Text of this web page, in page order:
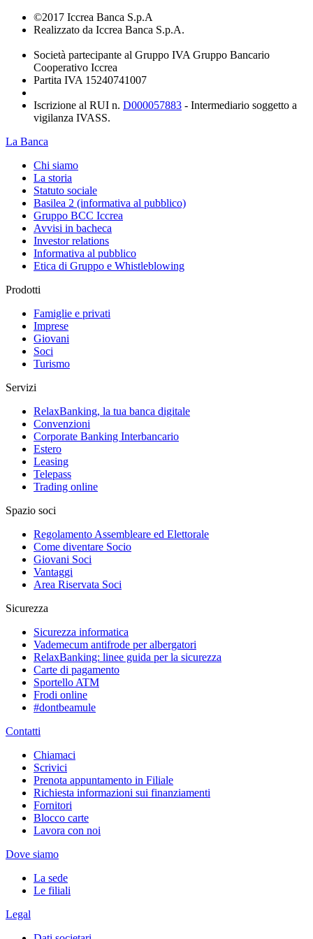
©2017 Iccrea Banca S.p.A
Realizzato da Iccrea Banca S.p.A.
Società partecipante al Gruppo IVA Gruppo Bancario
Cooperativo Iccrea
Partita IVA 15240741007
Iscrizione al RUI n. D000057883 - Intermediario soggetto a
vigilanza IVASS.
La Banca
Chi siamo
La storia
Statuto sociale
Basilea 2 (informativa al pubblico)
Gruppo BCC Iccrea
Avvisi in bacheca
Investor relations
Informativa al pubblico
Etica di Gruppo e Whistleblowing
Prodotti
Famiglie e privati
Imprese
Giovani
Soci
Turismo
Servizi
RelaxBanking, la tua banca digitale
Convenzioni
Corporate Banking Interbancario
Estero
Leasing
Telepass
Trading online
Spazio soci
Regolamento Assembleare ed Elettorale
Come diventare Socio
Giovani Soci
Vantaggi
Area Riservata Soci
Sicurezza
Sicurezza informatica
Vademecum antifrode per albergatori
RelaxBanking: linee guida per la sicurezza
Carte di pagamento
Sportello ATM
Frodi online
#dontbeamule
Contatti
Chiamaci
Scrivici
Prenota appuntamento in Filiale
Richiesta informazioni sui finanziamenti
Fornitori
Blocco carte
Lavora con noi
Dove siamo
La sede
Le filiali
Legal